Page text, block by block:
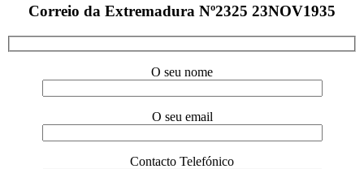
Correio da Extremadura Nº2325 23NOV1935
O seu nome
O seu email
Contacto Telefónico